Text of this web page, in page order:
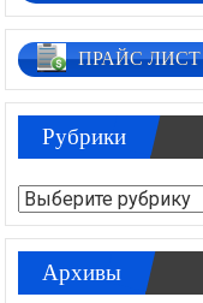
ПРАЙС ЛИСТ
Рубрики
Рубрики
Архивы